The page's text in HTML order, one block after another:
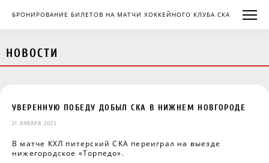
БРОНИРОВАНИЕ БИЛЕТОВ НА МАТЧИ ХОККЕЙНОГО КЛУБА СКА
НОВОСТИ
УВЕРЕННУЮ ПОБЕДУ ДОБЫЛ СКА В НИЖНЕМ НОВГОРОДЕ
21 ЯНВАРЯ 2023
В матче КХЛ питерский СКА переиграл на выезде
нижегородское «Торпедо».